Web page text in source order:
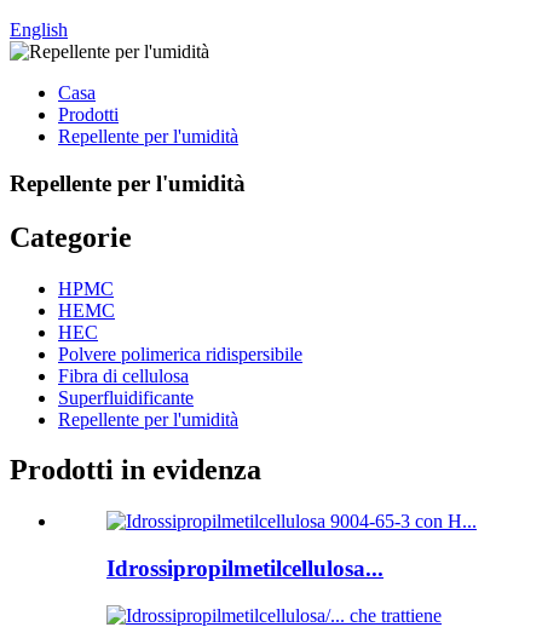
English
Casa
Prodotti
Repellente per l'umidità
Repellente per l'umidità
Categorie
HPMC
HEMC
HEC
Polvere polimerica ridispersibile
Fibra di cellulosa
Superfluidificante
Repellente per l'umidità
Prodotti in evidenza
Idrossipropilmetilcellulosa...